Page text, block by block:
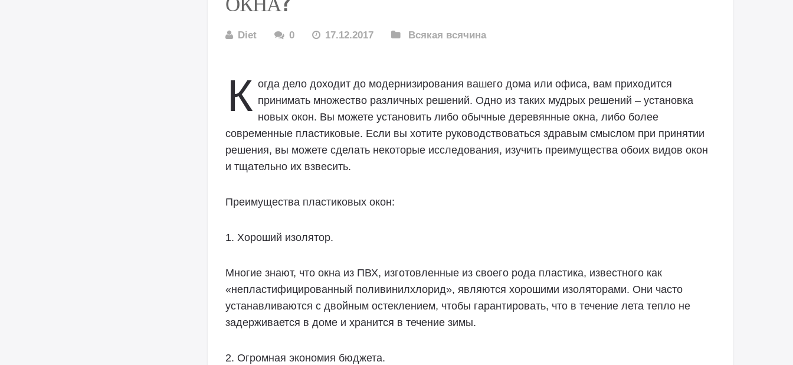
Diet 0 17.12.2017 Всякая всячина
К огда дело доходит до модернизирования вашего дома или офиса, вам приходится
принимать множество различных решений. Одно из таких мудрых решений – установка
новых окон. Вы можете установить либо обычные деревянные окна, либо более
современные пластиковые. Если вы хотите руководствоваться здравым смыслом при принятии
решения, вы можете сделать некоторые исследования, изучить преимущества обоих видов окон
и тщательно их взвесить.
Преимущества пластиковых окон:
1. Хороший изолятор.
Многие знают, что окна из ПВХ, изготовленные из своего рода пластика, известного как
«непластифицированный поливинилхлорид», являются хорошими изоляторами. Они часто
устанавливаются с двойным остеклением, чтобы гарантировать, что в течение лета тепло не
задерживается в доме и хранится в течение зимы.
2. Огромная экономия бюджета.